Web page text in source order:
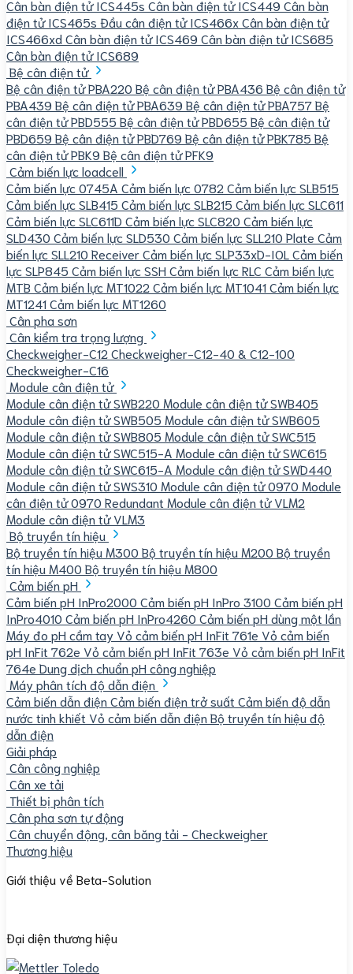
Cân bàn điện tử ICS445s Cân bàn điện tử ICS449 Cân bàn
điện tử ICS465s Đầu cân điện tử ICS466xCân bàn điện tử
ICS466xd Cân bàn điện tử ICS469 Cân bàn điện tử ICS685
Cân bàn điện tử ICS689
Bệ cân điện tử
Bệ cân điện tử PBA220 Bệ cân điện tử PBA436 Bệ cân điện tử
PBA439 Bệ cân điện tử PBA639 Bệ cân điện tử PBA757Bệ
cân điện tử PBD555 Bệ cân điện tử PBD655 Bệ cân điện tử
PBD659 Bệ cân điện tử PBD769 Bệ cân điện tử PBK785 Bệ
cân điện tử PBK9 Bệ cân điện tử PFK9
Cảm biến lực loadcell
Cảm biến lực 0745A Cảm biến lực 0782 Cảm biến lực SLB515
Cảm biến lực SLB415 Cảm biến lực SLB215 Cảm biến lực SLC611
Cảm biến lực SLC611D Cảm biến lực SLC820 Cảm biến lực
SLD430 Cảm biến lực SLD530 Cảm biến lực SLL210 Plate Cảm
biến lực SLL210 ReceiverCảm biến lực SLP33xD-IOL Cảm biến
lực SLP845 Cảm biến lực SSH Cảm biến lực RLC Cảm biến lực
MTB Cảm biến lực MT1022 Cảm biến lực MT1041Cảm biến lực
MT1241Cảm biến lực MT1260
Cân pha sơn
Cân kiểm tra trọng lượng
Checkweigher-C12 Checkweigher-C12-40 & C12-100
Checkweigher-C16
Module cân điện tử
Module cân điện tử SWB220 Module cân điện tử SWB405
Module cân điện tử SWB505 Module cân điện tử SWB605
Module cân điện tử SWB805 Module cân điện tử SWC515
Module cân điện tử SWC515-A Module cân điện tử SWC615
Module cân điện tử SWC615-A Module cân điện tử SWD440
Module cân điện tử SWS310 Module cân điện tử 0970 Module
cân điện tử 0970 Redundant Module cân điện tử VLM2
Module cân điện tử VLM3
Bộ truyền tín hiệu
Bộ truyền tín hiệu M300 Bộ truyền tín hiệu M200 Bộ truyền
tín hiệu M400 Bộ truyền tín hiệu M800
Cảm biến pH
Cảm biến pH InPro2000 Cảm biến pH InPro 3100 Cảm biến pH
InPro4010 Cảm biến pH InPro4260 Cảm biến pH dùng một lần
Máy đo pH cầm tay Vỏ cảm biến pH InFit 761e Vỏ cảm biến
pH InFit 762e Vỏ cảm biến pH InFit 763e Vỏ cảm biến pH InFit
764e Dung dịch chuẩn pH công nghiệp
Máy phân tích độ dẫn điện
Cảm biến dẫn điện Cảm biến điện trở suất Cảm biến độ dẫn
nước tinh khiết Vỏ cảm biến dẫn điện Bộ truyền tín hiệu độ
dẫn điện
Giải pháp
Cân công nghiệp
Cân xe tải
Thiết bị phân tích
Cân pha sơn tự động
Cân chuyển động, cân băng tải - Checkweigher
Thương hiệu
Giới thiệu về Beta-Solution
Đại diện thương hiệu